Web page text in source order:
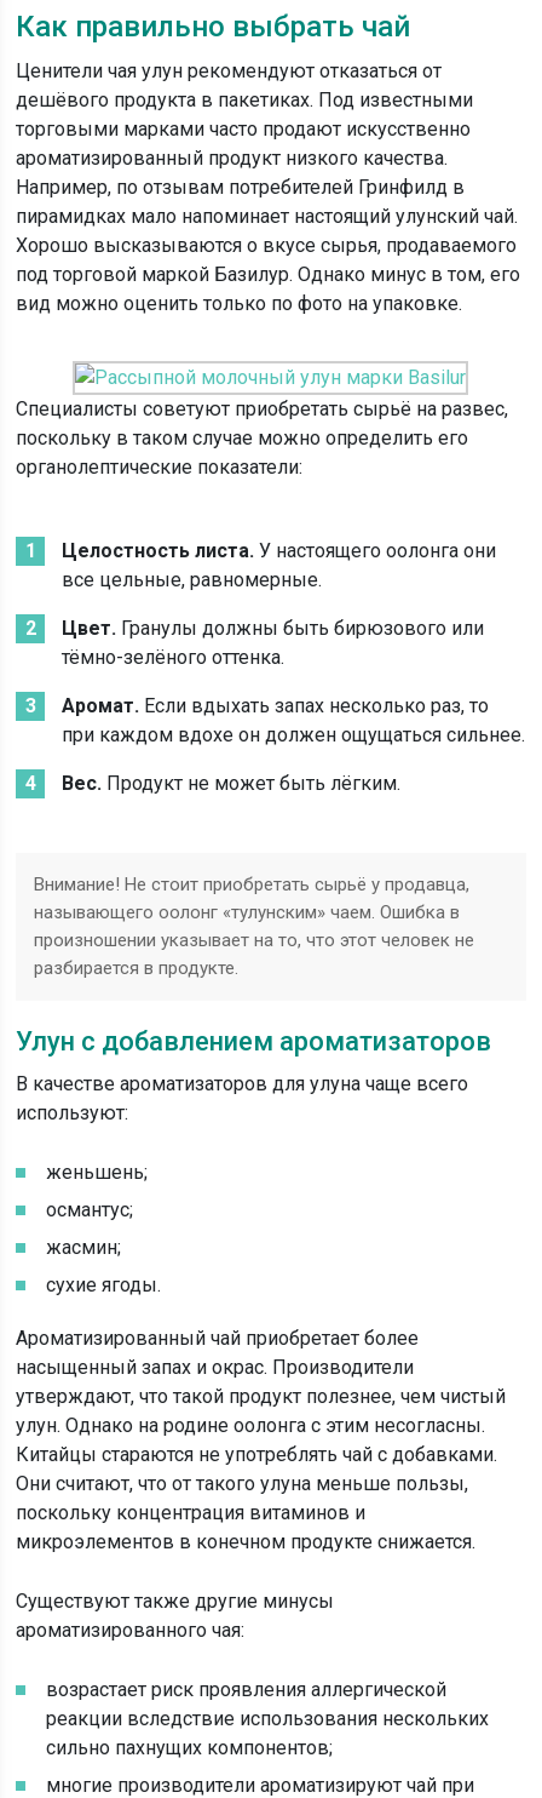
Как правильно выбрать чай
Ценители чая улун рекомендуют отказаться от
дешёвого продукта в пакетиках. Под известными
торговыми марками часто продают искусственно
ароматизированный продукт низкого качества.
Например, по отзывам потребителей Гринфилд в
пирамидках мало напоминает настоящий улунский чай.
Хорошо высказываются о вкусе сырья, продаваемого
под торговой маркой Базилур. Однако минус в том, его
вид можно оценить только по фото на упаковке.
Специалисты советуют приобретать сырьё на развес,
поскольку в таком случае можно определить его
органолептические показатели:
Целостность листа. У настоящего оолонга они
все цельные, равномерные.
Цвет. Гранулы должны быть бирюзового или
тёмно-зелёного оттенка.
Аромат. Если вдыхать запах несколько раз, то
при каждом вдохе он должен ощущаться сильнее.
Вес. Продукт не может быть лёгким.
Внимание! Не стоит приобретать сырьё у продавца,
называющего оолонг «тулунским» чаем. Ошибка в
произношении указывает на то, что этот человек не
разбирается в продукте.
Улун с добавлением ароматизаторов
В качестве ароматизаторов для улуна чаще всего
используют:
женьшень;
османтус;
жасмин;
сухие ягоды.
Ароматизированный чай приобретает более
насыщенный запах и окрас. Производители
утверждают, что такой продукт полезнее, чем чистый
улун. Однако на родине оолонга с этим несогласны.
Китайцы стараются не употреблять чай с добавками.
Они считают, что от такого улуна меньше пользы,
поскольку концентрация витаминов и
микроэлементов в конечном продукте снижается.
Существуют также другие минусы
ароматизированного чая:
возрастает риск проявления аллергической
реакции вследствие использования нескольких
сильно пахнущих компонентов;
многие производители ароматизируют чай при